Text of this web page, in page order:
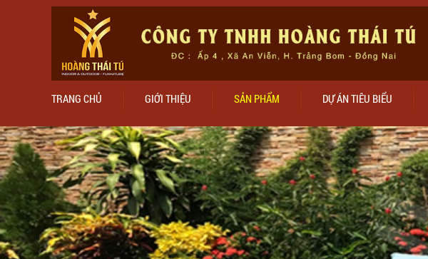
TRANG CHỦ GIỚI THIỆU SẢN PHẨM DỰ ÁN TIÊU BIỂU